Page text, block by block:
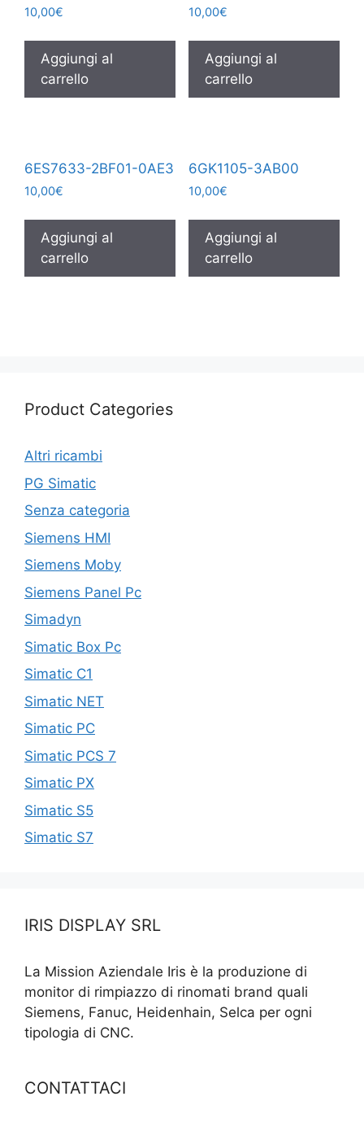
10,00€
Aggiungi al
carrello
10,00€
Aggiungi al
carrello
6ES7633-2BF01-0AE3
10,00€
Aggiungi al
carrello
6GK1105-3AB00
10,00€
Aggiungi al
carrello
Product Categories
Altri ricambi
PG Simatic
Senza categoria
Siemens HMI
Siemens Moby
Siemens Panel Pc
Simadyn
Simatic Box Pc
Simatic C1
Simatic NET
Simatic PC
Simatic PCS 7
Simatic PX
Simatic S5
Simatic S7
IRIS DISPLAY SRL
La Mission Aziendale Iris è la produzione di
monitor di rimpiazzo di rinomati brand quali
Siemens, Fanuc, Heidenhain, Selca per ogni
tipologia di CNC.
CONTATTACI